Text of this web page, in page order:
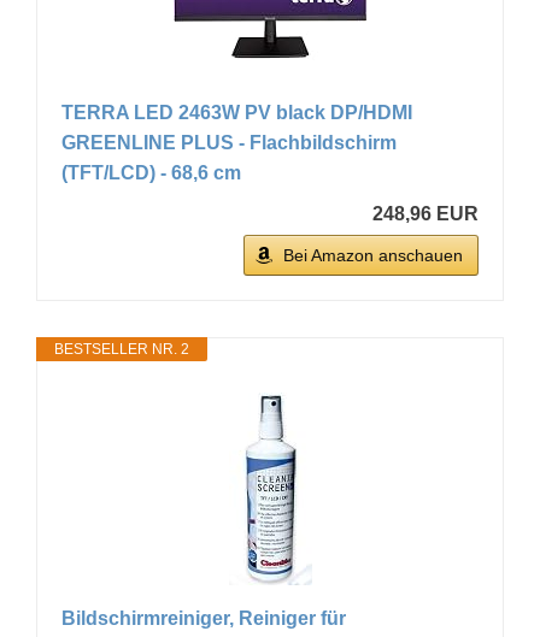
TERRA LED 2463W PV black DP/HDMI
GREENLINE PLUS - Flachbildschirm
(TFT/LCD) - 68,6 cm
248,96 EUR
Bei Amazon anschauen
BESTSELLER NR. 2
Bildschirmreiniger, Reiniger für